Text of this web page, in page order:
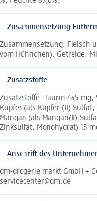
Zusammensetzung
Zusammensetzung: Fleisch
vom Hühnchen), Getreide.
Zusatzstoffe
Zusatzstoffe: Taurin 445 mg,
Kupfer (als Kupfer (II)-
Mangan (als Mangan(II)-
Zinksulfat, Monohydrat) 15
Anschrift des
dm-drogerie markt GmbH +
servicecenter@dm.de